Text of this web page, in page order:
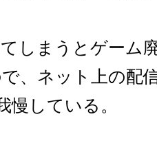
しまうとゲーム
、ネット上の配
慢している。